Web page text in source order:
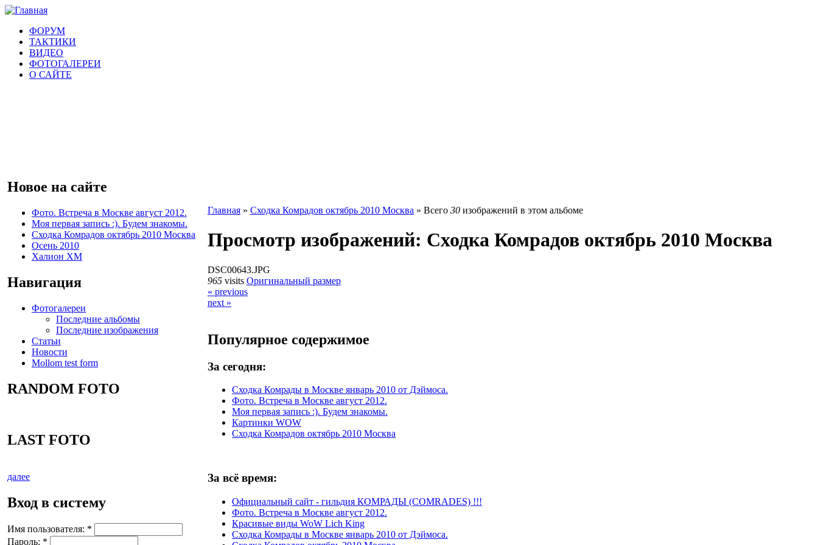
ФОРУМ
ТАКТИКИ
ВИДЕО
ФОТОГАЛЕРЕИ
О САЙТЕ
Новое на сайте
Фото. Встреча в Москве август 2012.
Моя первая запись :). Будем знакомы.
Сходка Комрадов октябрь 2010 Москва
Осень 2010
Халион ХМ
Навигация
Фотогалереи
Последние альбомы
Последние изображения
Статьи
Новости
Mollom test form
RANDOM FOTO
LAST FOTO
далее
Вход в систему
Имя пользователя: *
Пароль: *
Главная » Сходка Комрадов октябрь 2010 Москва » Всего 30 изображений в этом альбоме
Просмотр изображений: Сходка Комрадов октябрь 2010 Москва
DSC00643.JPG
965 visits Оригинальный размер
« previous
next »
Популярное содержимое
За сегодня:
Сходка Комрады в Москве январь 2010 от Дэймоса.
Фото. Встреча в Москве август 2012.
Моя первая запись :). Будем знакомы.
Картинки WOW
Сходка Комрадов октябрь 2010 Москва
За всё время:
Официальный сайт - гильдия КОМРАДЫ (COMRADES) !!!
Фото. Встреча в Москве август 2012.
Красивые виды WoW Lich King
Сходка Комрады в Москве январь 2010 от Дэймоса.